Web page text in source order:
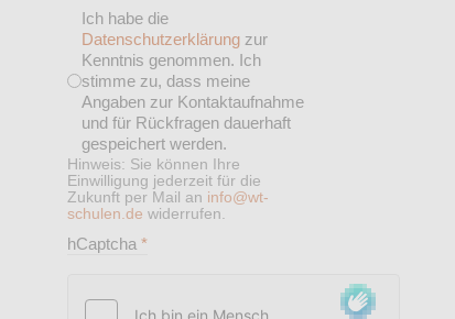
Ich habe die
Datenschutzerklärung zur
Kenntnis genommen. Ich
stimme zu, dass meine
Angaben zur Kontaktaufnahme
und für Rückfragen dauerhaft
gespeichert werden.
Hinweis: Sie können Ihre
Einwilligung jederzeit für die
Zukunft per Mail an info@wt-
schulen.de widerrufen.
hCaptcha *